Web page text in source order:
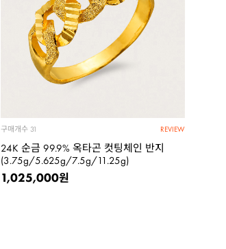
REVIEW
구매개수 31
24K 순금 99.9% 옥타곤 컷팅체인 반지
(3.75g/5.625g/7.5g/11.25g)
1,025,000원